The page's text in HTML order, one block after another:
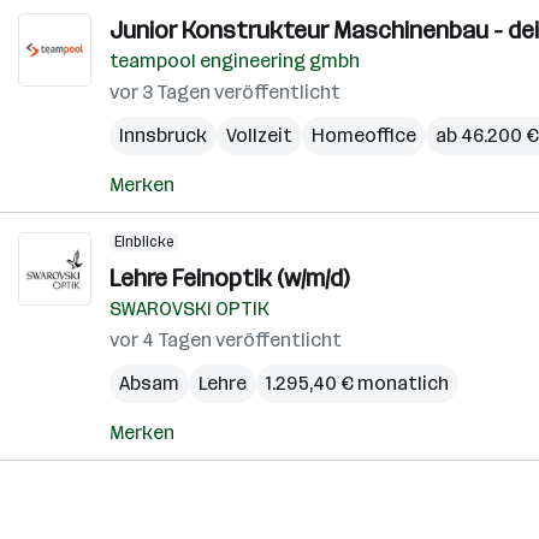
Junior Konstrukteur Maschinenbau -
teampool engineering gmbh
vor 3 Tagen veröffentlicht
Innsbruck
Vollzeit Homeoffice ab 46.200
Merken
Einblicke
Lehre Feinoptik (w/m/d)
SWAROVSKI OPTIK
vor 4 Tagen veröffentlicht
Absam
Lehre 1.295,40 € monatlich
Merken